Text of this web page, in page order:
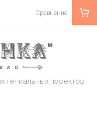
гениальных проектов
Сравнение